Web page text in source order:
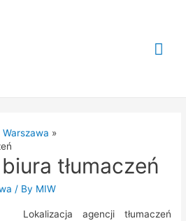
Warszawa
tłumaczeń
/ By MIW
Lokalizacja agencji tłumaczeń